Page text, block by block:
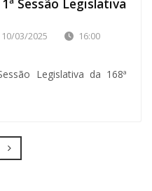
Sessão Legislativa
10/03/2025
16:00
Legislativa da 168ª
Next